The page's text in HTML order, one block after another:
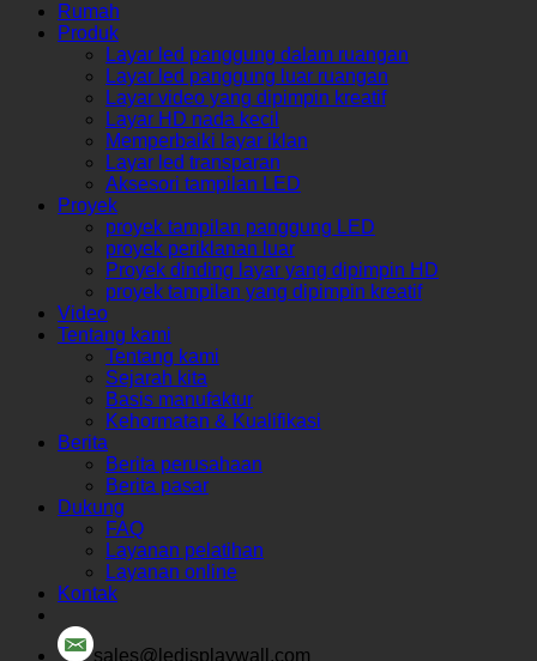
Rumah
Produk
Layar led panggung dalam ruangan
Layar led panggung luar ruangan
Layar video yang dipimpin kreatif
Layar HD nada kecil
Memperbaiki layar iklan
Layar led transparan
Aksesori tampilan LED
Proyek
proyek tampilan panggung LED
proyek periklanan luar
Proyek dinding layar yang dipimpin HD
proyek tampilan yang dipimpin kreatif
Video
Tentang kami
Tentang kami
Sejarah kita
Basis manufaktur
Kehormatan & Kualifikasi
Berita
Berita perusahaan
Berita pasar
Dukung
FAQ
Layanan pelatihan
Layanan online
Kontak
sales@ledisplaywall.com